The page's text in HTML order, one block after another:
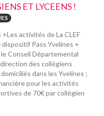
ET LYCEENS !
+Les activités de La CLEF
Pass Yvelines +
le Conseil Départemental
des collégiens
dans les Yvelines ;
pour les activités
de 70€ par collégien